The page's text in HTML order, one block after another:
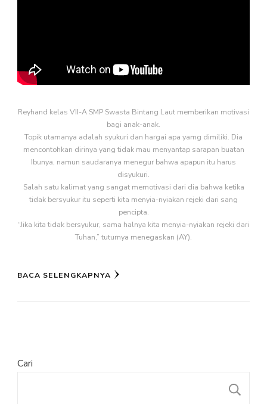
Reyhand kelas VII-A SMP Swasta Bintang Laut memberikan motivasi
bagi anak-anak.
Topik utamanya adalah syukuri dan hargai apa yamg dimiliki. Dia
mencontohkan dirinya yang tidak mau menyantap sarapan buatan
Ibunya, namun saudaranya menegur bahwa apapun itu harus
disyukuri.
Salah satu kalimat yang sangat memotivasi dari dia bahwa ketika
tidak bersyukur itu seperti kita menyia-nyiakan rejeki dari sang
pencipta.
“Jika kita tidak bersyukur, sama halnya kita menyia-nyiakan rejeki dari
Tuhan,” tuturnya menegaskan (AY).
BACA SELENGKAPNYA
Cari